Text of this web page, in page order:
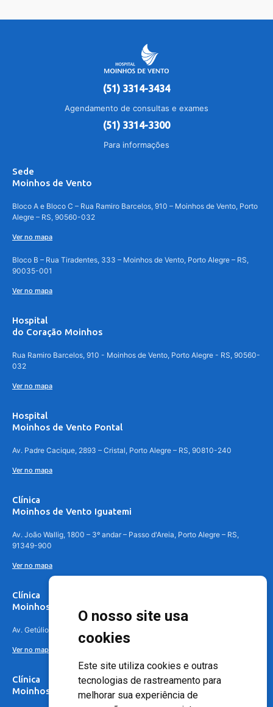
O nosso site usa
cookies
Este site utiliza cookies e outras
tecnologias de rastreamento para
melhorar sua experiência de
(51) 3314-3434
Agendamento de consultas e exames
(51) 3314-3300
Para informações
Sede
Moinhos de Vento
Bloco A e Bloco C – Rua Ramiro Barcelos, 910 – Moinhos de Vento, Porto
Alegre – RS, 90560-032
Ver no mapa
Bloco B – Rua Tiradentes, 333 – Moinhos de Vento, Porto Alegre – RS,
90035-001
Ver no mapa
Hospital
do Coração Moinhos
Rua Ramiro Barcelos, 910 - Moinhos de Vento, Porto Alegre - RS, 90560-
032
Ver no mapa
Hospital
Moinhos de Vento Pontal
Av. Padre Cacique, 2893 – Cristal, Porto Alegre – RS, 90810-240
Ver no mapa
Clínica
Moinhos de Vento Iguatemi
Av. João Wallig, 1800 – 3º andar – Passo d'Areia, Porto Alegre – RS,
91349-900
Ver no mapa
Clínica
Moinhos de Vento Canoas
Av. Getúlio Vargas, 4841 – Centro, Canoas – RS, 92010-010
Ver no mapa
Clínica
Moinhos de Vento - Teresópolis